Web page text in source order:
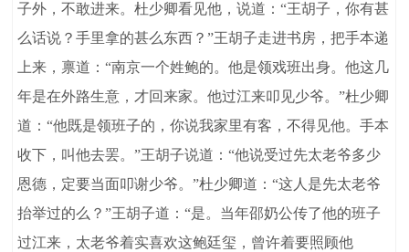
子外，不敢进来。杜少卿看见他，说道：“王胡子，你有甚
么话说？手里拿的甚么东西？”王胡子走进书房，把手本递
上来，禀道：“南京一个姓鲍的。他是领戏班出身。他这几
年是在外路生意，才回来家。他过江来叩见少爷。”杜少卿
道：“他既是领班子的，你说我家里有客，不得见他。手本
收下，叫他去罢。”王胡子说道：“他说受过先太老爷多少
恩德，定要当面叩谢少爷。”杜少卿道：“这人是先太老爷
抬举过的么？”王胡子道：“是。当年邵奶公传了他的班子
过江来，太老爷着实喜欢这鲍廷玺，曾许着要照顾他